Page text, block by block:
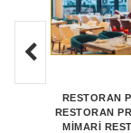
RESTORAN
RESTORAN
MİMARİ